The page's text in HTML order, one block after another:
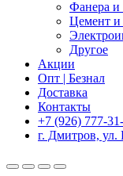
Фанера и
Цемент и
Другое
Акции
Опт | Безнал
Доставка
Контакты
+7 (926) 777-
г. Дмитров, ул.